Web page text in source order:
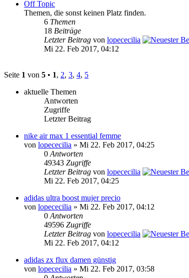
Off Topic
Themen, die sonst keinen Platz finden.
6 Themen
18 Beiträge
Letzter Beitrag von lopececilia
Mi 22. Feb 2017, 04:12
Seite 1 von 5 • 1, 2, 3, 4, 5
aktuelle Themen
Antworten
Zugriffe
Letzter Beitrag
nike air max 1 essential femme
von lopececilia » Mi 22. Feb 2017, 04:25
0 Antworten
49343 Zugriffe
Letzter Beitrag von lopececilia
Mi 22. Feb 2017, 04:25
adidas ultra boost mujer precio
von lopececilia » Mi 22. Feb 2017, 04:12
0 Antworten
49596 Zugriffe
Letzter Beitrag von lopececilia
Mi 22. Feb 2017, 04:12
adidas zx flux damen günstig
von lopececilia » Mi 22. Feb 2017, 03:58